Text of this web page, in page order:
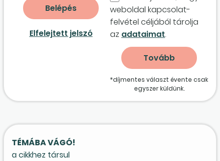
Elfelejtett jelszó
weboldal kapcso­lat­
felvétel céljából tárolja
az adataimat.
*díjmentes választ évente csak
egyszer küldünk.
TÉMÁBA VÁGÓ!
a cikkhez társul